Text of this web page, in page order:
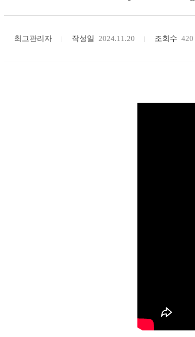
최고관리자 작성일 2024.11.20 조회수 420